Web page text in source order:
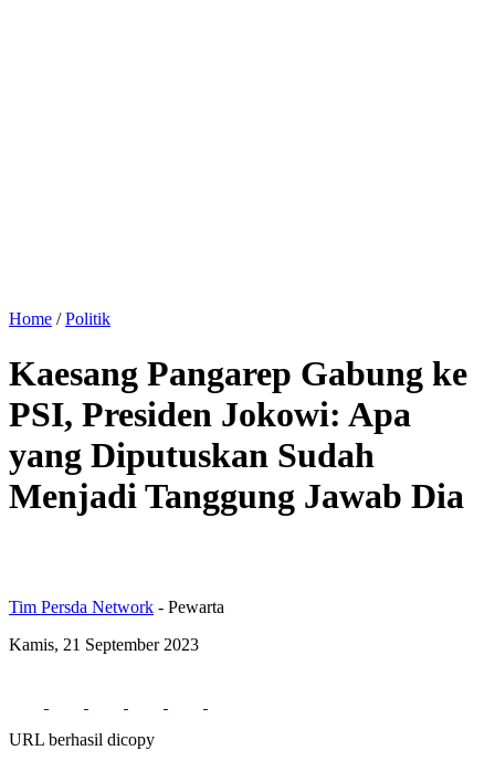
Home /Politik
Kaesang Pangarep Gabung ke
PSI, Presiden Jokowi: Apa
yang Diputuskan Sudah
Menjadi Tanggung Jawab Dia
Tim Persda Network - Pewarta
Kamis, 21 September 2023
URL berhasil dicopy